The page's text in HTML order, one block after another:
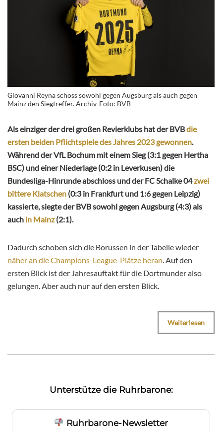
Giovanni Reyna schoss sowohl gegen Augsburg als auch gegen
Mainz den Siegtreffer. Archiv-Foto: BVB
Als einziger der drei großen Revierklubs hat der BVBdie
ersten beiden Pflichtspiele des Jahres 2023 gewonnen.
Während der VfL Bochum mit einem Sieg (3:1 gegen Hertha
BSC) und einer Niederlage (0:2 in Leverkusen) die
Bundesliga-Hinrunde abschloss und der FC Schalke 04zwei
bittere Klatschen (0:3 in Frankfurt und 1:6 gegen Leipzig)
kassierte, siegte der BVB sowohl gegen Augsburg (4:3) als
auch in Mainz(2:1).
Dadurch schoben sich die Borussen in der Tabelle wieder
näher an die Champions-League-Plätze heran . Auf den
ersten Blick ist der Jahresauftakt für die Dortmunder also
gelungen. Aber auch nur auf den ersten Blick.
Weiterlesen
Unterstütze die Ruhrbarone:
Ruhrbarone-Newsletter